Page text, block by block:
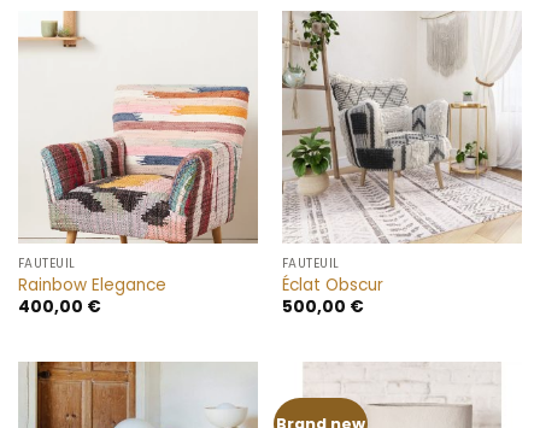
FAUTEUIL
Rainbow Elegance
400,00 €
FAUTEUIL
Éclat Obscur
500,00 €
Brand new